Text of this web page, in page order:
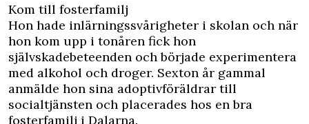
Kom till fosterfamilj
Hon hade inlärningssvårigheter i skolan och när
hon kom upp i tonåren fick hon
självskadebeteenden och började experimentera
med alkohol och droger. Sexton år gammal
anmälde hon sina adoptivföräldrar till
socialtjänsten och placerades hos en bra
fosterfamilj i Dalarna.